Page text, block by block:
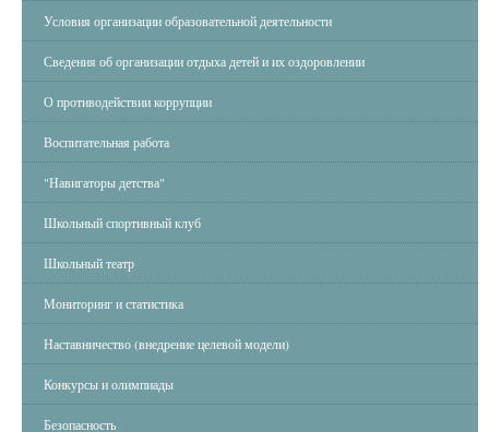
Условия организации образовательной деятельности
Сведения об организации отдыха детей и их оздоровлении
О противодействии коррупции
Воспитательная работа
"Навигаторы детства"
Школьный спортивный клуб
Школьный театр
Мониторинг и статистика
Наставничество (внедрение целевой модели)
Конкурсы и олимпиады
Безопасность